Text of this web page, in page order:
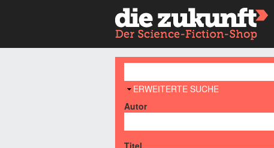
AUSBLENDEN
ERWEITERTE SUCHE
Autor
Titel